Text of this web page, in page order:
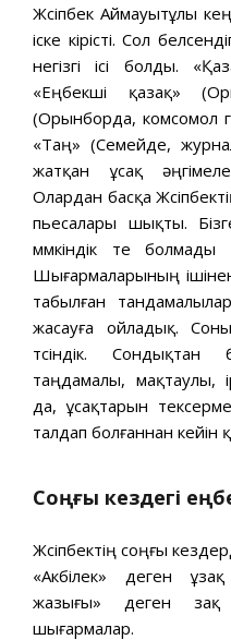
Жүсіпбек Аймауытұлы
іске кірісті. Сол
негізгі ісі болды.
«Еңбекші қазақ»
(Орынборда, комсомол
«Таң» (Семейде,
жатқан ұсақ
Олардан басқа
пьесалары шықты.
мүмкіндік те
Шығармаларының
табылған
жасауға ойладық.
түсіндік. Сондықтан
таңдамалы, мақтаулы,
да, ұсақтарын
талдап болғаннан
Соңғы кездегі
Жүсіпбектің соңғы
«Акбілек» деген
жазығы» деген үзақ
шығармалар.